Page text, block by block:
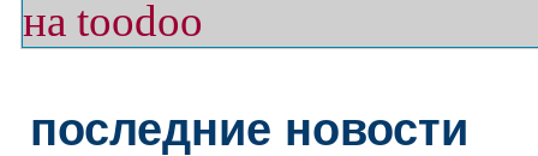
последние новости